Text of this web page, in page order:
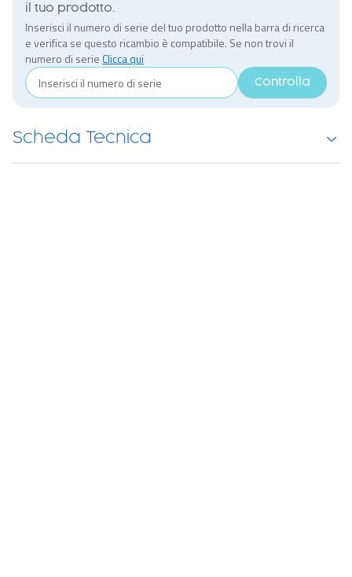
il tuo prodotto.
Inserisci il numero di serie del tuo prodotto nella barra di ricerca
e verifica se questo ricambio è compatibile. Se non trovi il
numero di serie Clicca qui
Controlla
Scheda Tecnica